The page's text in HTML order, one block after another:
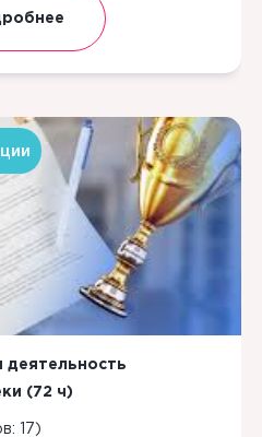
деятельность
(72 ч)
17 )